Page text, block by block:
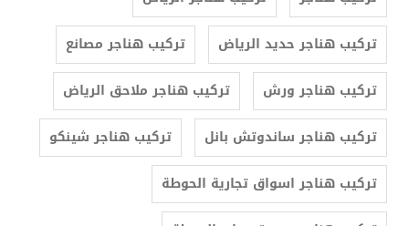
تركيب هناجر حديد الرياض
تركيب هناجر مصانع
تركيب هناجر ورش
تركيب هناجر ملاحق الرياض
تركيب هناجر ساندوتش بانل
تركيب هناجر شينكو
تركيب هناجر اسواق تجارية الحوطة